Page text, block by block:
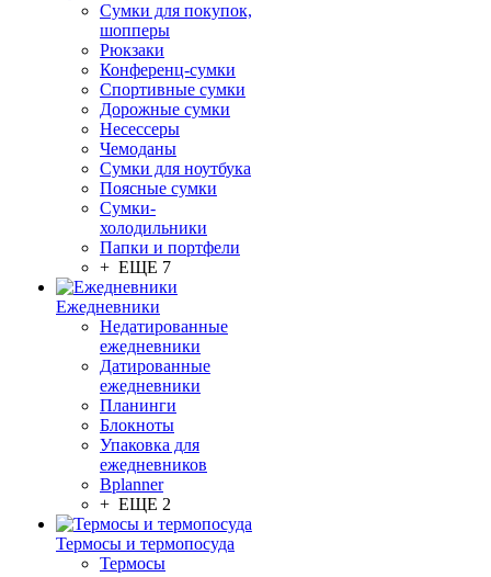
Сумки для покупок,
шопперы
Рюкзаки
Конференц-сумки
Спортивные сумки
Дорожные сумки
Несессеры
Чемоданы
Сумки для ноутбука
Поясные сумки
Сумки-
холодильники
Папки и портфели
+ ЕЩЕ 7
Ежедневники
Недатированные
ежедневники
Датированные
ежедневники
Планинги
Блокноты
Упаковка для
ежедневников
Bplanner
+ ЕЩЕ 2
Термосы и термопосуда
Термосы